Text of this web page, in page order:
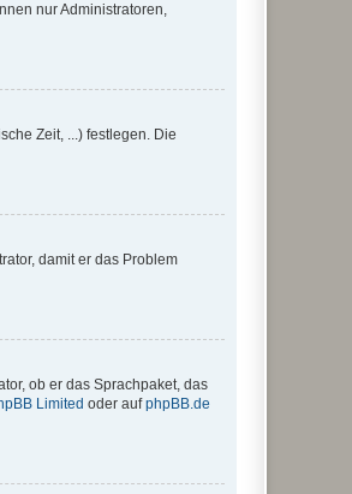
nur Administratoren,
Zeit, ...) festlegen. Die
damit er das Problem
ob er das Sprachpaket, das
Limited oder aufphpBB.de